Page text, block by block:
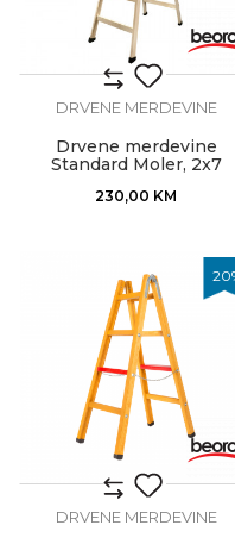
DRVENE MERDEVINE
Drvene merdevine
Standard Moler, 2x7
230,00 KM
20
DRVENE MERDEVINE